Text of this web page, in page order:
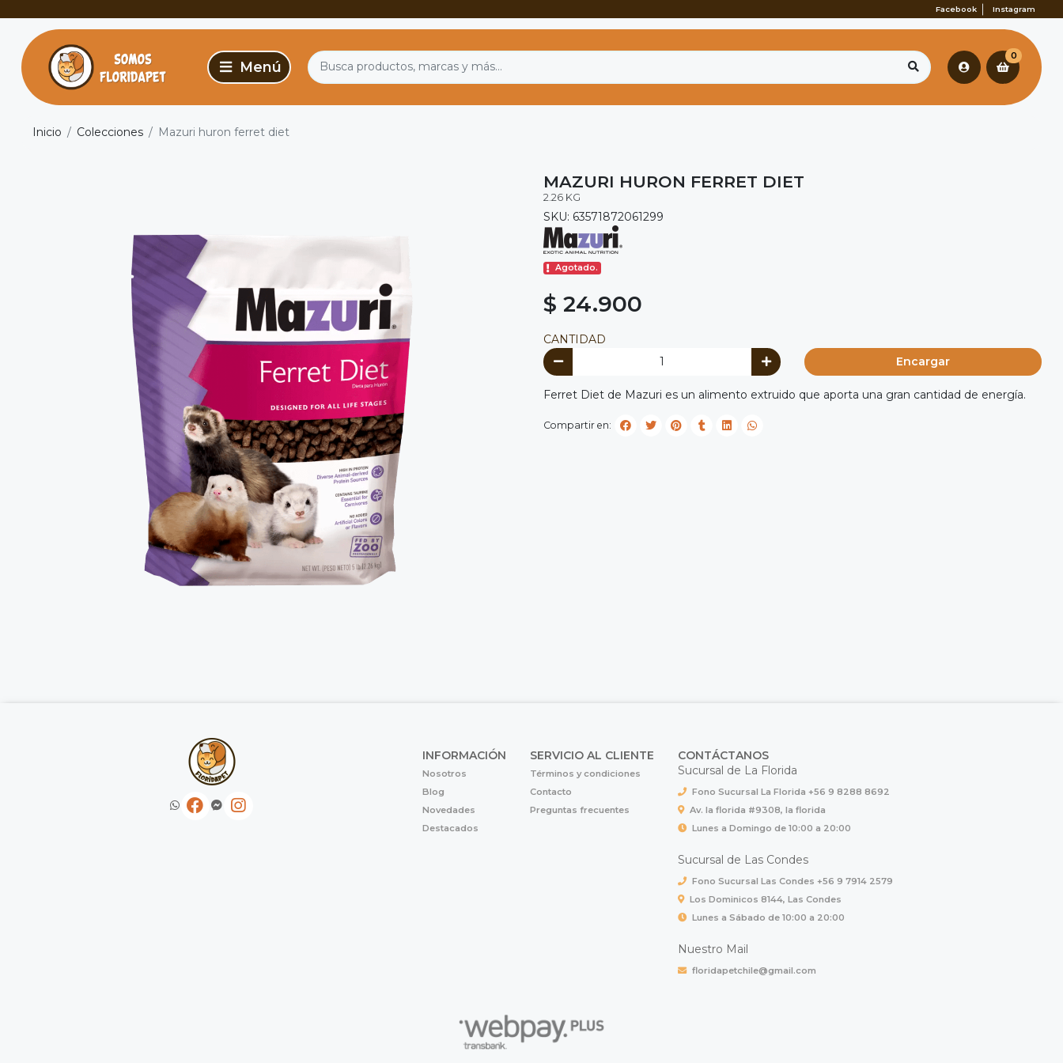
Facebook Instagram
0
Inicio Colecciones Mazuri huron ferret diet
MAZURI HURON FERRET DIET
2.26 KG
SKU: 63571872061299
Agotado.
$ 24.900
CANTIDAD
Encargar
Ferret Diet de Mazuri es un alimento extruido que aporta una gran cantidad de energía.
Compartir en:
INFORMACIÓN
Nosotros
Blog
Novedades
Destacados
SERVICIO AL CLIENTE
Términos y condiciones
Contacto
Preguntas frecuentes
CONTÁCTANOS
Sucursal de La Florida
Fono Sucursal La Florida +56 9 8288 8692
Av. la florida #9308, la florida
Lunes a Domingo de 10:00 a 20:00
Sucursal de Las Condes
Fono Sucursal Las Condes +56 9 7914 2579
Los Dominicos 8144, Las Condes
Lunes a Sábado de 10:00 a 20:00
Nuestro Mail
floridapetchile@gmail.com